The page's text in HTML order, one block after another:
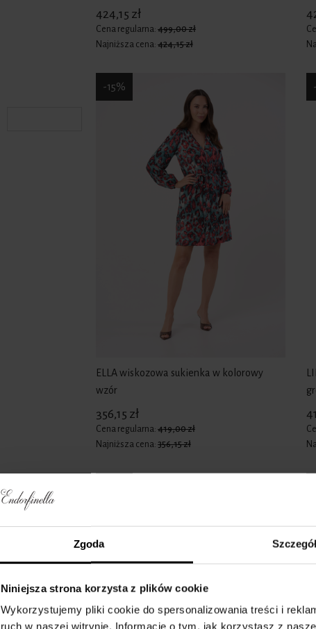
Zgoda
Niniejsza strona korzysta z plików cookie
Wykorzystujemy pliki cookie do spersonalizowania treści i
ruch w naszej witrynie. Informacje o tym, jak korzystasz z
424,15 zł
Cena regularna: 499,00 zł
Najniższa cena: 424,15 zł
ELLA wiskozowa sukienka w kolorowy
wzór
356,15 zł
Cena regularna: 419,00 zł
Najniższa cena: 356,15 zł
-15%